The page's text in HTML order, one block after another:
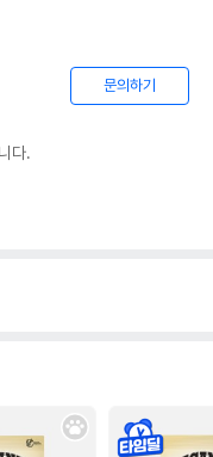
문의하기
다.